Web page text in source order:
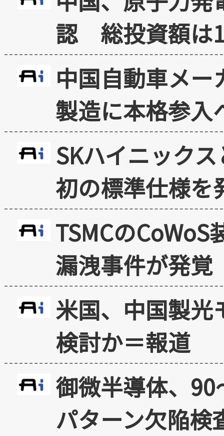
認 総投資額は
中国自動車メ
製造に本格参入
SKハイニック
初の標準仕様を
TSMCの
漏洩事件が発覚
米国、中国製光
検討か＝報道
御微半導体、
パターン欠陥検